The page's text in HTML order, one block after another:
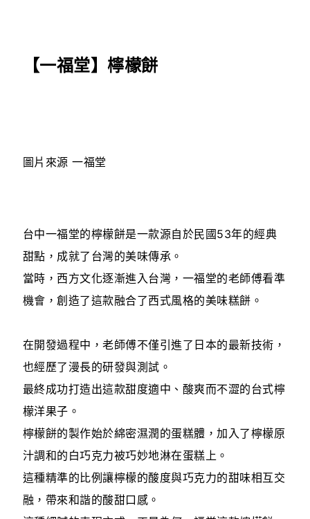
【一福堂】檸檬餅
圖片來源 一福堂
台中一福堂的檸檬餅是一款源自於民國53年的經典
甜點，成就了台灣的美味傳承。
當時，西方文化逐漸進入台灣，一福堂的老師傅看準
機會，創造了這款融合了西式風格的美味糕餅。
在開發過程中，老師傅不僅引進了日本的最新技術，
也經歷了漫長的研發與測試。
最終成功打造出這款甜度適中、酸爽而不澀的台式檸
檬洋果子。
檸檬餅的製作始於綿密濕潤的蛋糕體，加入了檸檬原
汁調和的白巧克力被巧妙地淋在蛋糕上。
這種精準的比例讓檸檬的酸度與巧克力的甜味相互交
融，帶來和諧的酸甜口感。